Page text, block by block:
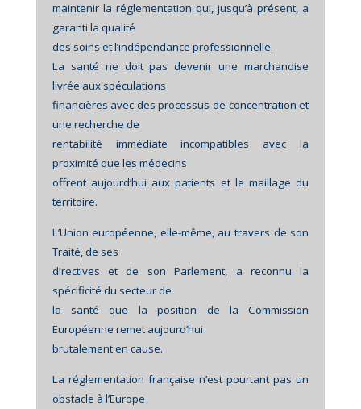
maintenir la réglementation qui, jusqu’à présent, a
garanti la qualité
des soins et l’indépendance professionnelle.
La santé ne doit pas devenir une marchandise
livrée aux spéculations
financières avec des processus de concentration et
une recherche de
rentabilité immédiate incompatibles avec la
proximité que les médecins
offrent aujourd’hui aux patients et le maillage du
territoire.
L’Union européenne, elle-même, au travers de son
Traité, de ses
directives et de son Parlement, a reconnu la
spécificité du secteur de
la santé que la position de la Commission
Européenne remet aujourd’hui
brutalement en cause.
La réglementation française n’est pourtant pas un
obstacle à l’Europe